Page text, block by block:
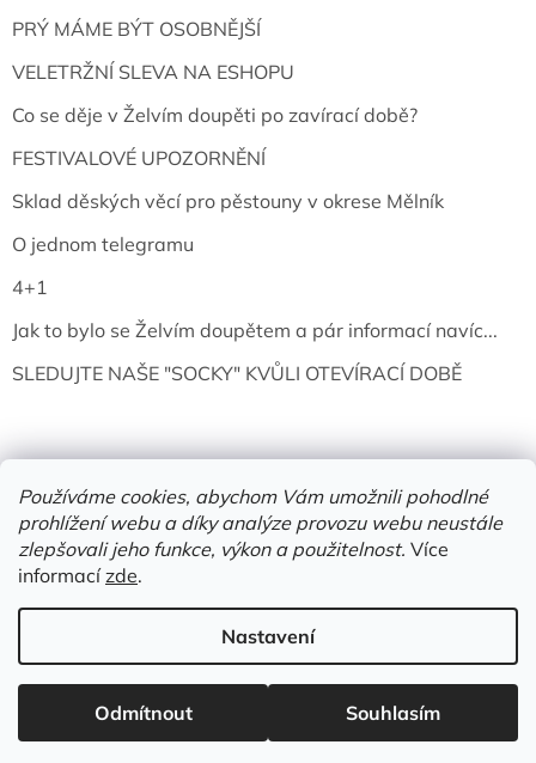
Používáme cookies, abychom Vám umožnili pohodlné
prohlížení webu a díky analýze provozu webu neustále
zlepšovali jeho funkce, výkon a použitelnost. Více
informacízde.
Nastavení
Odmítnout Souhlasím
PRÝ MÁME BÝT OSOBNĚJŠÍ
VELETRŽNÍ SLEVA NA ESHOPU
Co se děje v Želvím doupěti po zavírací době?
FESTIVALOVÉ UPOZORNĚNÍ
Sklad děských věcí pro pěstouny v okrese Mělník
O jednom telegramu
4+1
Jak to bylo se Želvím doupětem a pár informací navíc...
SLEDUJTE NAŠE "SOCKY" KVŮLI OTEVÍRACÍ DOBĚ
Vytvořil Shoptet
Copyright 2026Želví doupě | knihy & vinyly | Mělník. Všechna
práva vyhrazena.
Upravit nastavení cookies